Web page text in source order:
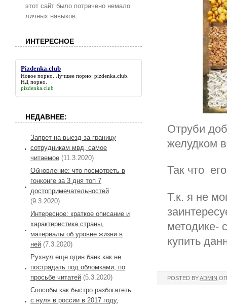
Отруби
желудком
Так что
Т.к. я не
методике-
купить
POSTED BYADMIN
этот сайт было потрачено немало
личных навыков.
ИНТЕРЕСНОЕ
Pizdenka.club
Новое порно. Лучшее порно:pizdenka.club
НД порно.
pizdenka.club
НЕДАВНЕЕ:
Запрет на выезд за границу
сотрудникам мвд, самое
читаемое (11.3.2020)
Обновление: что посмотреть в
гонконге за 3 дня топ 7
достопримечательностей
(9.3.2020)
Интересное: краткое описание и
характеристика страны,
материалы об уровне жизни в
ней (7.3.2020)
Рухнул еще один банк как не
пострадать под обломками, по
просьбе читатей (5.3.2020)
Способы как быстро разбогатеть
с нуля в россии в 2017 году,